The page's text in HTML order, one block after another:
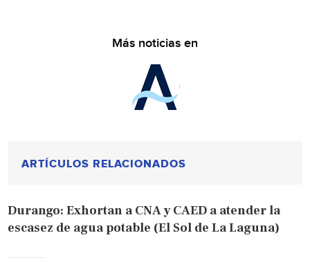
Más noticias en
ARTÍCULOS RELACIONADOS
Durango: Exhortan a CNA y CAED a atender la
escasez de agua potable (El Sol de La Laguna)